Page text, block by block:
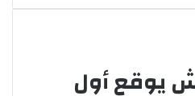
يوقع أول